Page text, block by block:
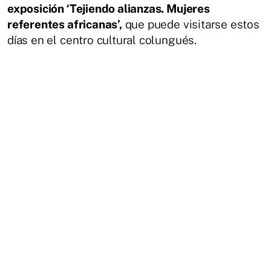
exposición ‘Tejiendo alianzas. Mujeres
referentes africanas’, que puede visitarse estos
días en el centro cultural colungués.